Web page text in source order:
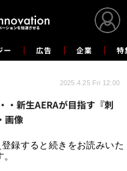
ー 広告 企業 特
・新生AERAが目指す『刺
画像
2025.4.25 Fri 12:00
録すると続きをお読みいた